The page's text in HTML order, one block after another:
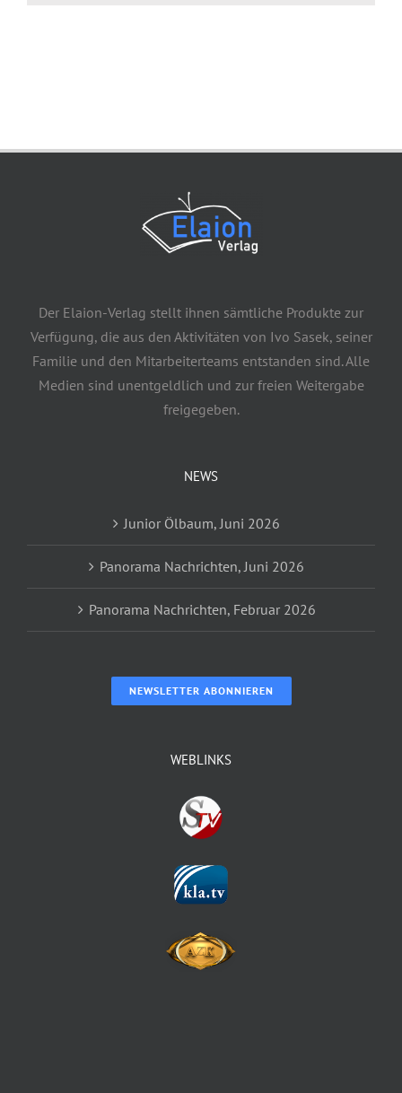
139. 68_Charagma_Schlussbemerkung
140. 69_Charagma_Schlussfolgerung
141. 70_Charagma_UebergangBotschaft
Der Elaion-Verlag stellt ihnen sämtliche Produkte zur
Verfügung, die aus den Aktivitäten von Ivo Sasek, seiner
Familie und den Mitarbeiterteams entstanden sind. Alle
Medien sind unentgeldlich und zur freien Weitergabe
freigegeben.
NEWS
Junior Ölbaum, Juni 2026
Panorama Nachrichten, Juni 2026
Panorama Nachrichten, Februar 2026
NEWSLETTER ABONNIEREN
WEBLINKS